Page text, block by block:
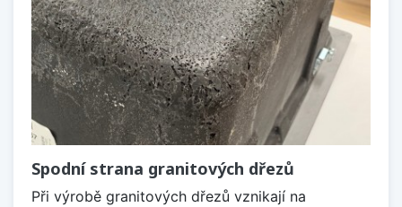
Spodní strana granitových dřezů
Při výrobě granitových dřezů vznikají na